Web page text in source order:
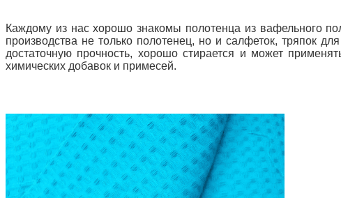
Каждому из нас хорошо знакомы полотенца из вафельного
производства не только полотенец, но и салфеток, тряпок
достаточную прочность, хорошо стирается и может
химических добавок и примесей.